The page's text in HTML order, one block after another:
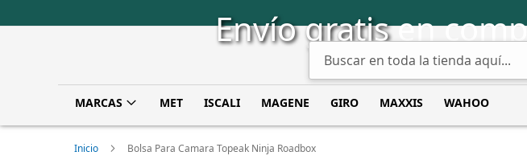
a
Envío gratisen
MARCAS MET ISCALI MAGENE GIRO MAXXIS WAHOO
Inicio Bolsa Para Camara Topeak Ninja Roadbox